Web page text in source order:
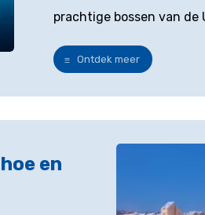
prachtige bossen van de
Ontdek meer
en